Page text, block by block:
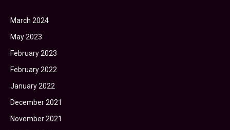
March 2024
May 2023
February 2023
February 2022
January 2022
December 2021
November 2021